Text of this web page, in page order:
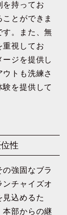
を持ってお
とができま
す。また、無
重視してお
ジを提供し
トも洗練さ
を提供して
性
強固なブラ
ンチャイズオ
見込めるた
部からの継